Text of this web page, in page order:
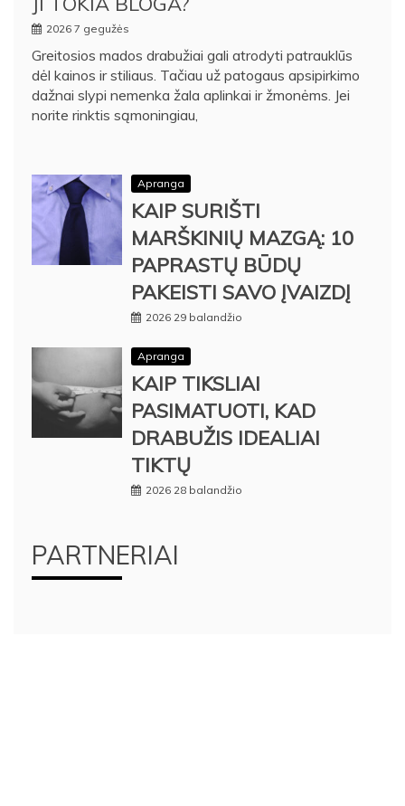
2026 7 gegužės
Greitosios mados drabužiai gali atrodyti patrauklūs
dėl kainos ir stiliaus. Tačiau už patogaus apsipirkimo
dažnai slypi nemenka žala aplinkai ir žmonėms. Jei
norite rinktis sąmoningiau,
Apranga
KAIP SURIŠTI
MARŠKINIŲ MAZGĄ: 10
PAPRASTŲ BŪDŲ
PAKEISTI SAVO ĮVAIZDĮ
2026 29 balandžio
Apranga
KAIP TIKSLIAI
PASIMATUOTI, KAD
DRABUŽIS IDEALIAI
TIKTŲ
2026 28 balandžio
PARTNERIAI